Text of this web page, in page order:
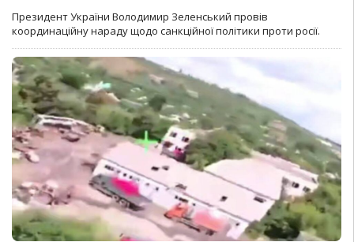
Президент України Володимир Зеленський провів
координаційну нараду щодо санкційної політики проти росії.